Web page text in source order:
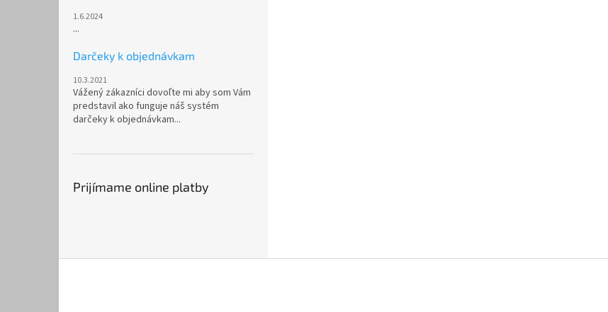
1.6.2024
...
Darčeky k objednávkam
10.3.2021
Vážený zákazníci dovoľte mi aby som Vám
predstavil ako funguje náš systém
darčeky k objednávkam...
Prijímame online platby